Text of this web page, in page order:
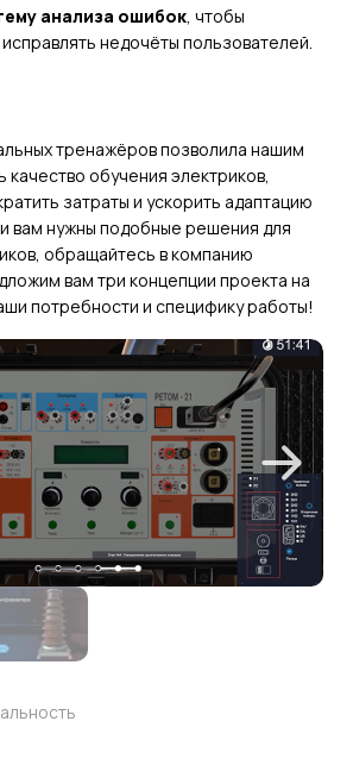
анализа ошибок , чтобы
недочёты пользователей.
тренажёров позволила нашим
качество обучения электриков,
затраты и ускорить адаптацию
вам нужны подобные решения для
обращайтесь в компанию
вам три концепции проекта на
потребности и специфику работы!